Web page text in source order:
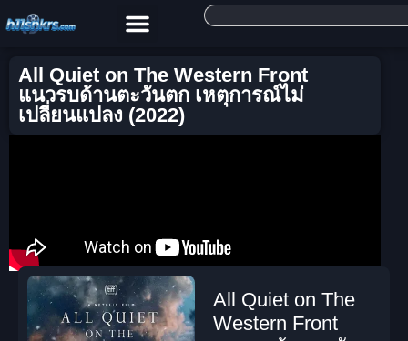
All Quiet on The Western Front
แนวรบด้านตะวันตก เหตุการณ์ไม่
เปลี่ยนแปลง (2022)
All Quiet on The
Western Front